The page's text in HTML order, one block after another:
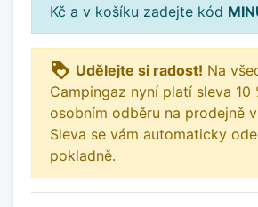
Kč a v košíku zadejte kód
loyalty Udělejte si radost! Na
Campingaz nyní platí sleva 10
osobním odběru na prodejně
Sleva se vám automaticky
pokladně.